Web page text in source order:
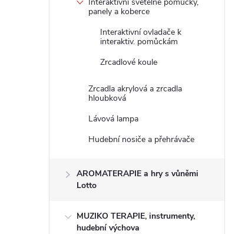
panely a koberce
Interaktivní ovladače k
interaktiv. pomůckám
Zrcadlové koule
Zrcadla akrylová a zrcadla
hloubková
Lávová lampa
Hudební nosiče a přehrávače
AROMATERAPIE a hry s vůněmi
Lotto
MUZIKO TERAPIE, instrumenty,
hudební výchova
21505170N
Kreslící svítící tabulka A3
131,40 Kč bez DPH
159 Kč